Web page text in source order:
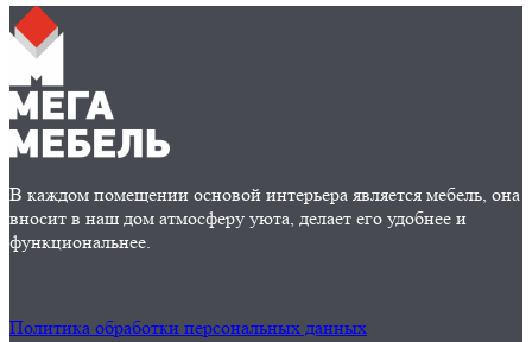
В каждом помещении основой интерьера является мебель, она
вносит в наш дом атмосферу уюта, делает его удобнее и
функциональнее.
Политика обработки персональных данных